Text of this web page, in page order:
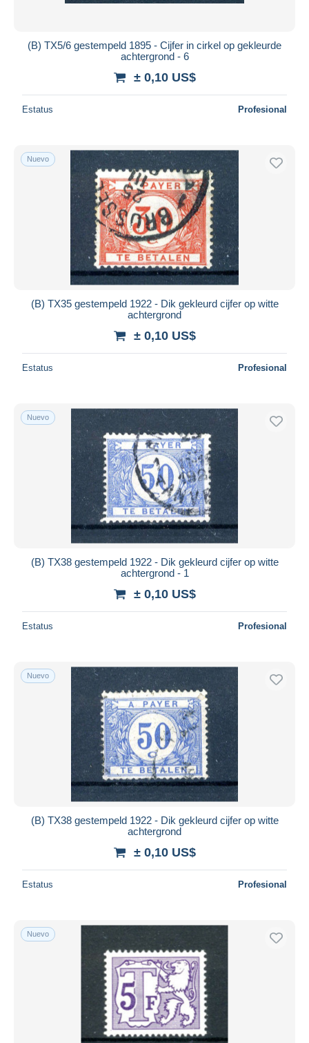
(B) TX5/6 gestempeld 1895 - Cijfer in cirkel op gekleurde
achtergrond - 6
± 0,10 US$
Estatus Profesional
Nuevo
(B) TX35 gestempeld 1922 - Dik gekleurd cijfer op witte
achtergrond
± 0,10 US$
Estatus Profesional
Nuevo
(B) TX38 gestempeld 1922 - Dik gekleurd cijfer op witte
achtergrond - 1
± 0,10 US$
Estatus Profesional
Nuevo
(B) TX38 gestempeld 1922 - Dik gekleurd cijfer op witte
achtergrond
± 0,10 US$
Estatus Profesional
Nuevo